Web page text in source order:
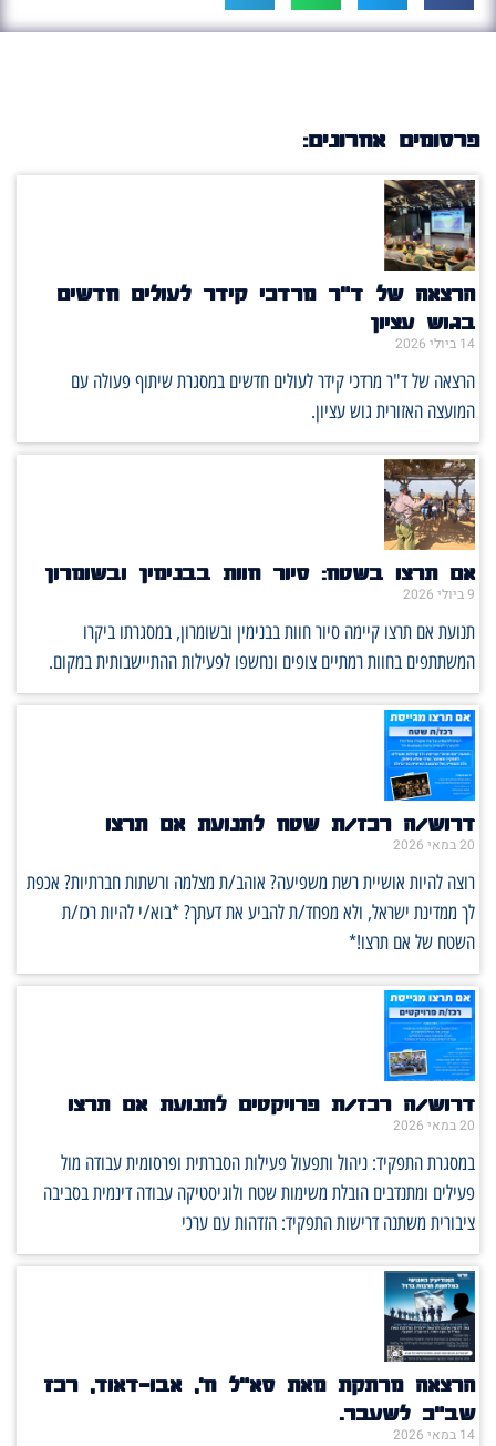
פרסומים אחרונים:
הרצאה של ד"ר מרדכי קידר לעולים חדשים
בגוש עציון
14 ביולי 2026
הרצאה של ד"ר מרדכי קידר לעולים חדשים במסגרת שיתוף פעולה עם
המועצה האזורית גוש עציון.
אם תרצו בשטח: סיור חוות בבנימין ובשומרון
9 ביולי 2026
תנועת אם תרצו קיימה סיור חוות בבנימין ובשומרון, במסגרתו ביקרו
המשתתפים בחוות רמתיים צופים ונחשפו לפעילות ההתיישבותית במקום.
דרוש/ה רכז/ת שטח לתנועת אם תרצו
20 במאי 2026
רוצה להיות אושיית רשת משפיעה? אוהב/ת מצלמה ורשתות חברתיות? אכפת
לך ממדינת ישראל, ולא מפחד/ת להביע את דעתך? *בוא/י להיות רכז/ת
השטח של אם תרצו!*
דרוש/ה רכז/ת פרויקטים לתנועת אם תרצו
20 במאי 2026
במסגרת התפקיד: ניהול ותפעול פעילות הסברתית ופרסומית עבודה מול
פעילים ומתנדבים הובלת משימות שטח ולוגיסטיקה עבודה דינמית בסביבה
ציבורית משתנה דרישות התפקיד: הזדהות עם ערכי
הרצאה מרתקת מאת סא"ל ח', אבו-דאוד, רכז
שב"כ לשעבר.
14 במאי 2026